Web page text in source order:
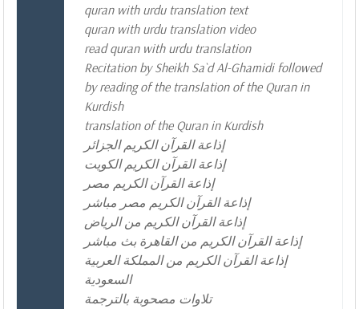
quran with urdu translation text
quran with urdu translation video
read quran with urdu translation
Recitation by Sheikh Sa`d Al-Ghamidi followed
by reading of the translation of the Quran in
Kurdish
translation of the Quran in Kurdish
إذاعة القرآن الكريم الجزائر
إذاعة القرآن الكريم الكويت
إذاعة القرآن الكريم مصر
إذاعة القرآن الكريم مصر مباشر
إذاعة القرآن الكريم من الرياض
إذاعة القرآن الكريم من القاهرة بث مباشر
إذاعة القرآن الكريم من المملكة العربية
السعودية
تلاوات مصحوبة بالترجمة